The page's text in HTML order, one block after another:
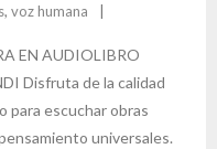
, voz humana
EN AUDIOLIBRO
Disfruta de la calidad
para escuchar obras
universales.